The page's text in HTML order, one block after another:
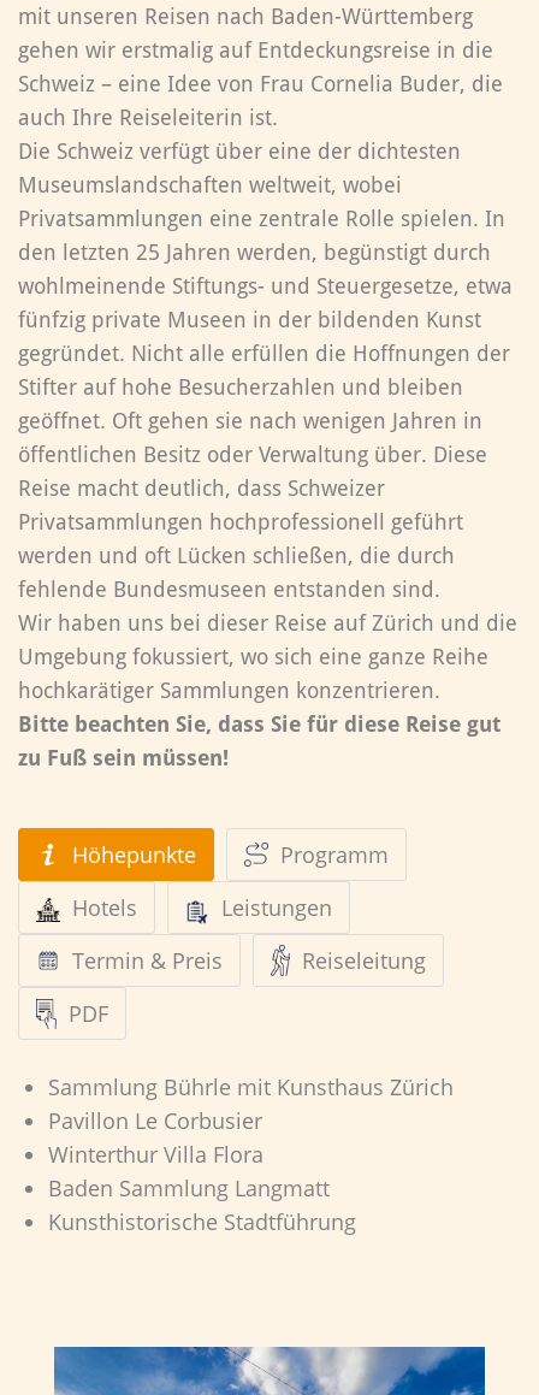
mit unseren Reisen nach Baden-Württemberg
gehen wir erstmalig auf Entdeckungsreise in die
Schweiz – eine Idee von Frau Cornelia Buder, die
auch Ihre Reiseleiterin ist.
Die Schweiz verfügt über eine der dichtesten
Museumslandschaften weltweit, wobei
Privatsammlungen eine zentrale Rolle spielen. In
den letzten 25 Jahren werden, begünstigt durch
wohlmeinende Stiftungs- und Steuergesetze, etwa
fünfzig private Museen in der bildenden Kunst
gegründet. Nicht alle erfüllen die Hoffnungen der
Stifter auf hohe Besucherzahlen und bleiben
geöffnet. Oft gehen sie nach wenigen Jahren in
öffentlichen Besitz oder Verwaltung über. Diese
Reise macht deutlich, dass Schweizer
Privatsammlungen hochprofessionell geführt
werden und oft Lücken schließen, die durch
fehlende Bundesmuseen entstanden sind.
Wir haben uns bei dieser Reise auf Zürich und die
Umgebung fokussiert, wo sich eine ganze Reihe
hochkarätiger Sammlungen konzentrieren.
Bitte beachten Sie, dass Sie für diese Reise gut
zu Fuß sein müssen!
Höhepunkte
Programm
Hotels
Leistungen
Termin & Preis
Reiseleitung
PDF
Sammlung Bührle mit Kunsthaus Zürich
Pavillon Le Corbusier
Winterthur Villa Flora
Baden Sammlung Langmatt
Kunsthistorische Stadtführung